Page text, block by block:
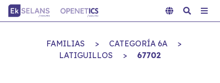
FAMILIAS > CATEGORÍA 6A
>
LATIGUILLOS
> 67702